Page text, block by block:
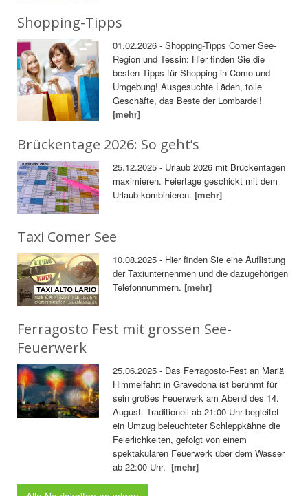
Shopping-Tipps
01.02.2026 - Shopping-Tipps Comer See-
Region und Tessin: Hier finden Sie die
besten Tipps für Shopping in Como und
Umgebung! Ausgesuchte Läden, tolle
Geschäfte, das Beste der Lombardei!
[mehr]
Brückentage 2026: So geht’s
25.12.2025 - Urlaub 2026 mit Brückentagen
maximieren. Feiertage geschickt mit dem
Urlaub kombinieren.[mehr]
Taxi Comer See
10.08.2025 - Hier finden Sie eine Auflistung
der Taxiunternehmen und die dazugehörigen
Telefonnummern.[mehr]
Ferragosto Fest mit grossen See-
Feuerwerk
25.06.2025 - Das Ferragosto-Fest an Mariä
Himmelfahrt in Gravedona ist berühmt für
sein großes Feuerwerk am Abend des 14.
August. Traditionell ab 21:00 Uhr begleitet
ein Umzug beleuchteter Schleppkähne die
Feierlichkeiten, gefolgt von einem
spektakulären Feuerwerk über dem Wasser
ab 22:00 Uhr.[mehr]